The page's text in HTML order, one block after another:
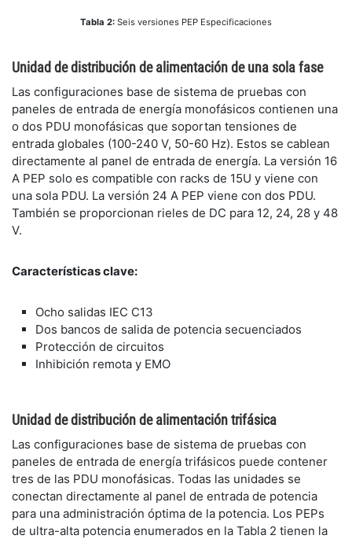
​Tabla 2: Seis versiones PEP Especificaciones
​Unidad de distribución de alimentación de una sola fase
​Las configuraciones base de sistema de pruebas con
paneles de entrada de energía monofásicos contienen una
o dos PDU monofásicas que soportan tensiones de
entrada globales (100-240 V, 50-60 Hz). Estos se cablean
directamente al panel de entrada de energía. La versión 16
A PEP solo es compatible con racks de 15U y viene con
una sola PDU. La versión 24 A PEP viene con dos PDU.
También se proporcionan rieles de DC para 12, 24, 28 y 48
V.
Características clave:
​Ocho salidas IEC C13
​Dos bancos de salida de potencia secuenciados
​Protección de circuitos
Inhibición remota y EMO
Unidad de distribución de alimentación trifásica
​Las configuraciones base de sistema de pruebas con
paneles de entrada de energía trifásicos puede contener
tres de las PDU monofásicas. Todas las unidades se
conectan directamente al panel de entrada de potencia
para una administración óptima de la potencia. Los PEPs
de ultra-alta potencia enumerados en la Tabla 2 tienen la